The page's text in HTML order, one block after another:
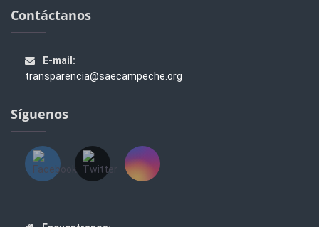
Contáctanos
E-mail:
transparencia@saecampeche.org
Síguenos